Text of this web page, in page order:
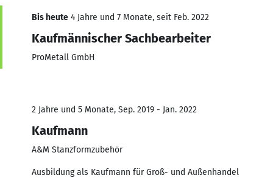
Bis heute 4 Jahre und 7 Monate, seit Feb. 2022
Kaufmännischer Sachbearbeiter
ProMetall GmbH
2 Jahre und 5 Monate, Sep. 2019 - Jan. 2022
Kaufmann
A&M Stanzformzubehör
Ausbildung als Kaufmann für Groß- und Außenhandel